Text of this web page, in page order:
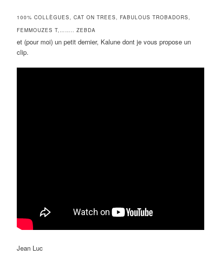
100% COLLÈGUES, CAT ON TREES, FABULOUS TROBADORS,
FEMMOUZES T,…….. ZEBDA
et (pour moi) un petit dernier, Kalune dont je vous propose un
clip.
Jean Luc